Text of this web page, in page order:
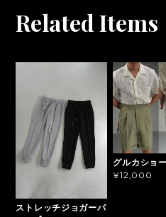
Related Items
ストレッチジョガーパ
グルカショ
¥12,000